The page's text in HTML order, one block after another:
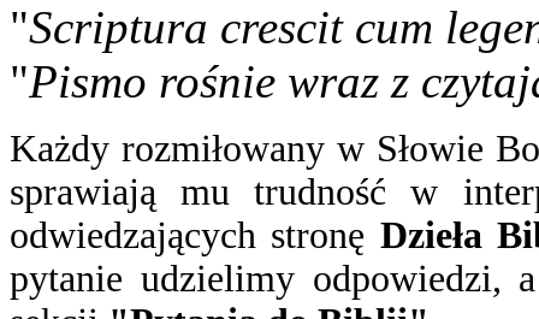
"Scriptura crescit cum
"Pismo rośnie wraz z
Każdy rozmiłowany w Słowie
sprawiają mu trudność w
odwiedzających stronę Dzieła
pytanie udzielimy odpowiedzi,